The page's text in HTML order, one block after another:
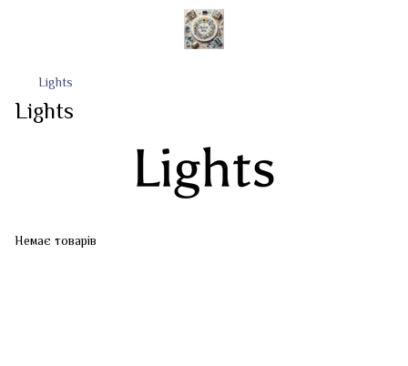
Lights
Lights
Немає товарів